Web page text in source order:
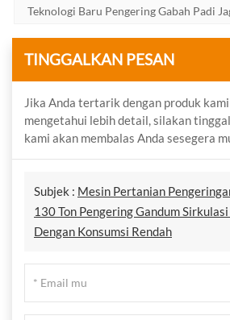
Teknologi Baru Pengering Gabah Padi
TINGGALKAN PESAN
Jika Anda tertarik dengan produk
mengetahui lebih detail, silakan
kami akan membalas Anda sesegera
Subjek : Mesin Pertanian
130 Ton Pengering Gandum
Dengan Konsumsi Rendah